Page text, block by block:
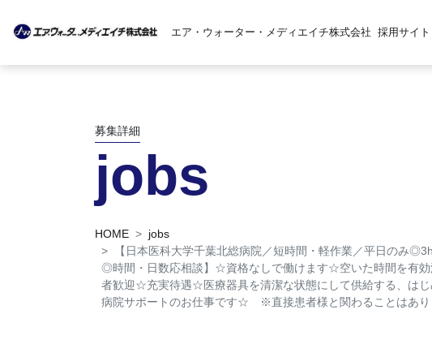
エア・ウォーター・メディエイチ株式会社 採用サイト
募集詳細
jobs
HOME
jobs
【日本医科大学千葉北総病院／短時間・軽作業／平日のみ
◎時間・日数応相談】☆資格なしで働けます☆空いた時間を有
者歓迎☆充実待遇☆医療器具を清潔な状態にして供給する、はじ
病院サポートのお仕事です☆ ※直接患者様と関わることはあり